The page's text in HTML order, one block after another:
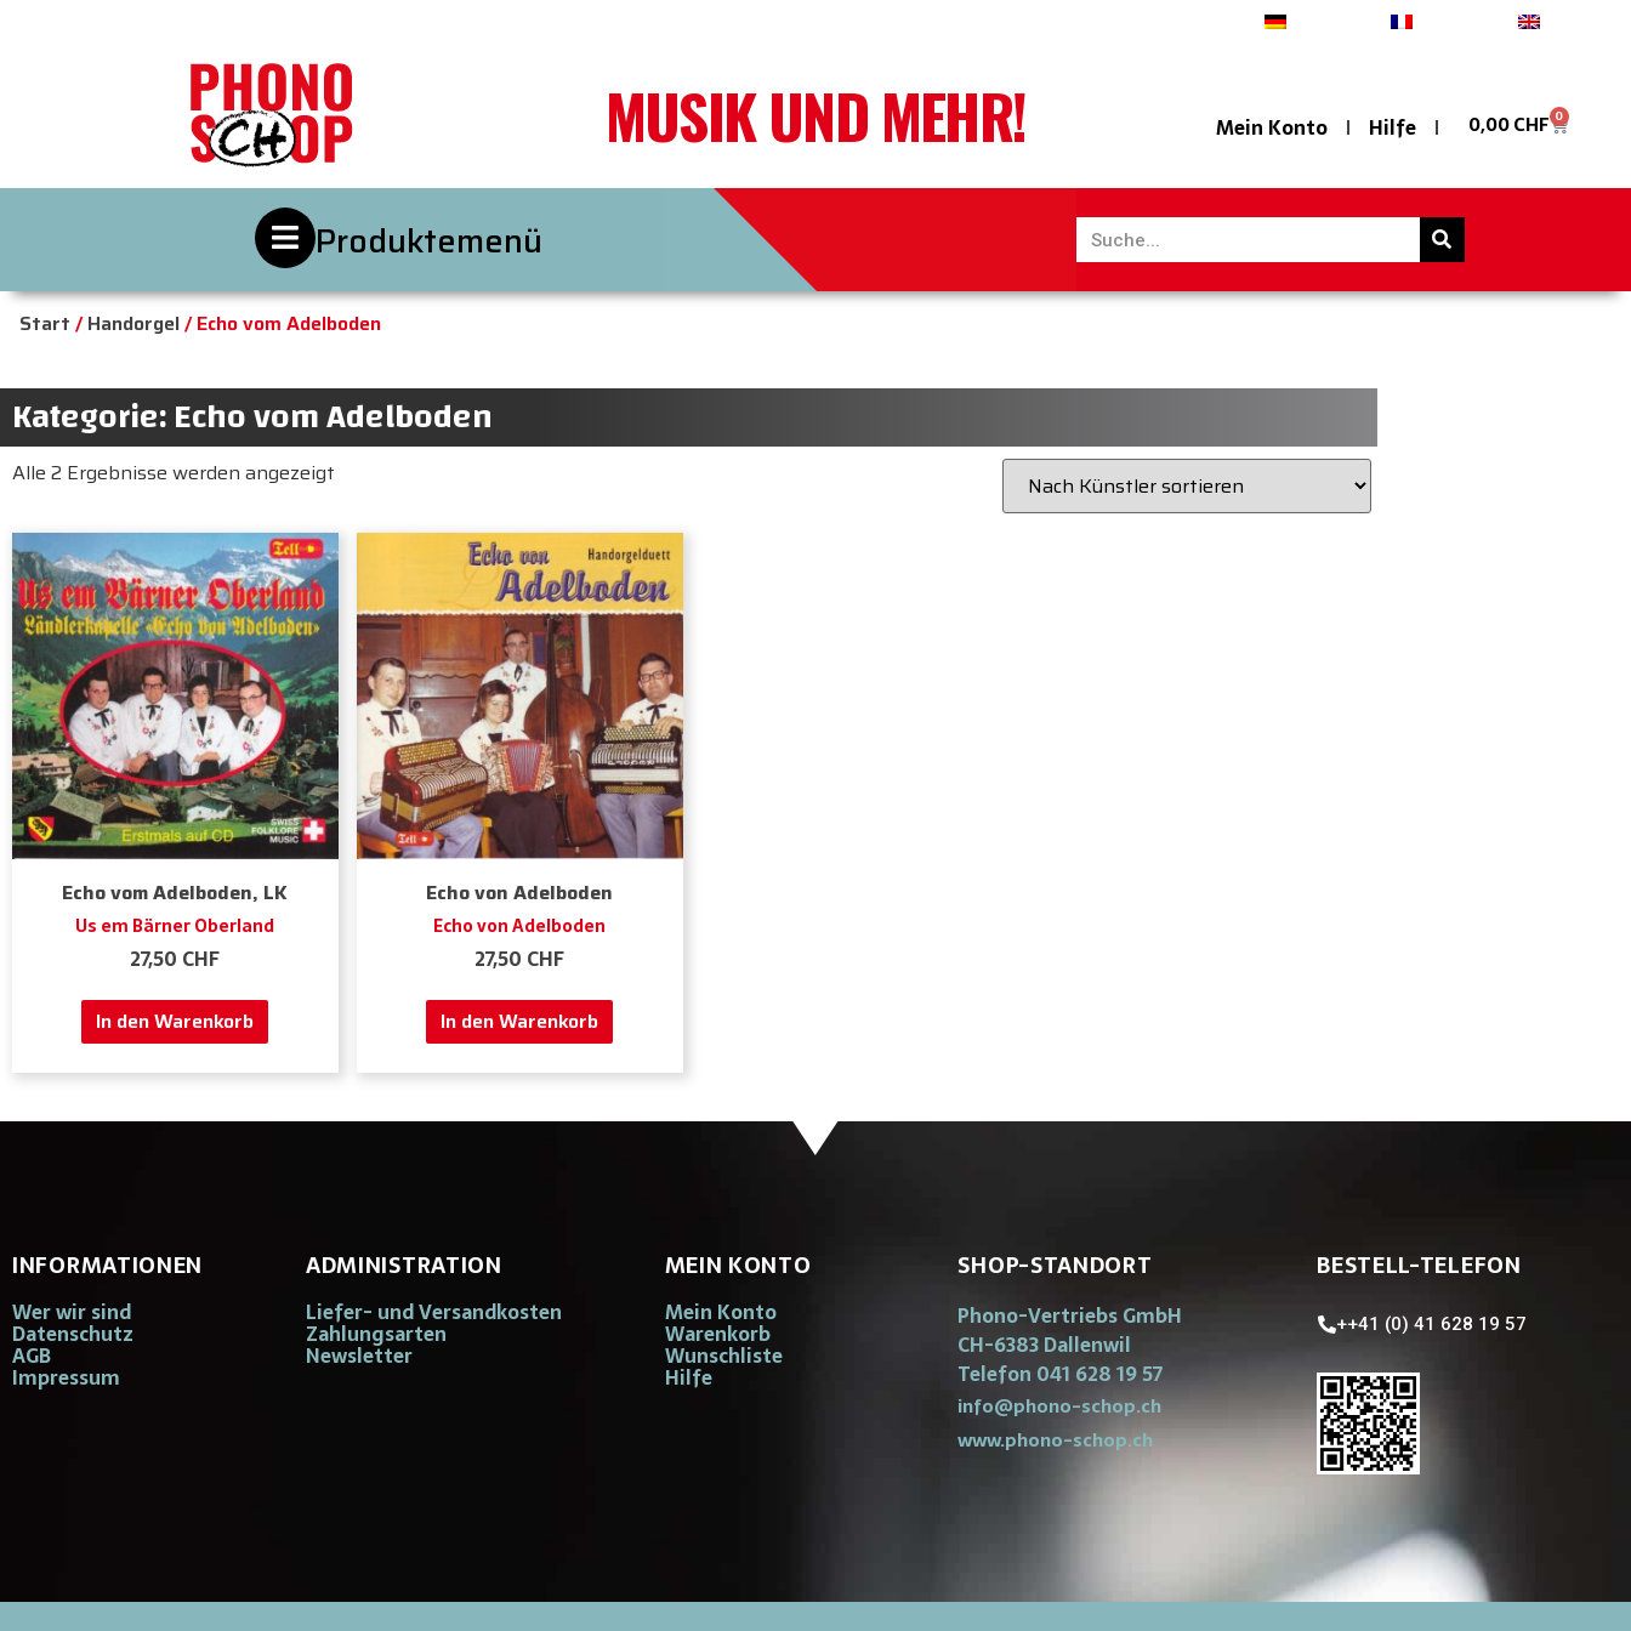
MUSIK UND MEHR! Mein Konto Hilfe 0,00CHF 0
Produktemenü
Start /Handorgel/ Echo vom Adelboden
Kategorie: Echo vom Adelboden
Alle 2 Ergebnisse werden angezeigt
Echo vom Adelboden, LK
Us em Bärner Oberland
27,50 CHF
In den Warenkorb
Echo von Adelboden
Echo von Adelboden
27,50 CHF
In den Warenkorb
INFORMATIONEN
Wer wir sind
Datenschutz
AGB
Impressum
ADMINISTRATION
Liefer- und Versandkosten
Zahlungsarten
Newsletter
MEIN KONTO
Mein Konto
Warenkorb
Wunschliste
Hilfe
SHOP-STANDORT
Phono-Vertriebs GmbH
CH-6383 Dallenwil
Telefon 041 628 19 57
info@phono-schop.ch
www.phono-schop.ch
BESTELL-TELEFON
++41 (0) 41 628 19 57